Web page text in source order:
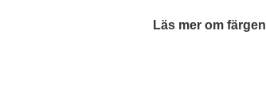
Läs mer om färgen